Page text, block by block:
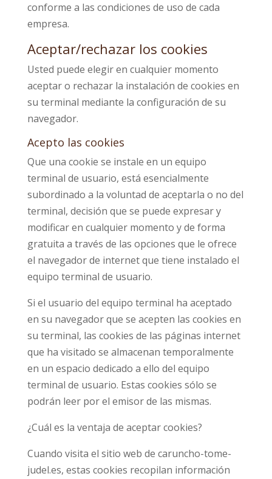
conforme a las condiciones de uso de cada
empresa.
Aceptar/rechazar los cookies
Usted puede elegir en cualquier momento
aceptar o rechazar la instalación de cookies en
su terminal mediante la configuración de su
navegador.
Acepto las cookies
Que una cookie se instale en un equipo
terminal de usuario, está esencialmente
subordinado a la voluntad de aceptarla o no del
terminal, decisión que se puede expresar y
modificar en cualquier momento y de forma
gratuita a través de las opciones que le ofrece
el navegador de internet que tiene instalado el
equipo terminal de usuario.
Si el usuario del equipo terminal ha aceptado
en su navegador que se acepten las cookies en
su terminal, las cookies de las páginas internet
que ha visitado se almacenan temporalmente
en un espacio dedicado a ello del equipo
terminal de usuario. Estas cookies sólo se
podrán leer por el emisor de las mismas.
¿Cuál es la ventaja de aceptar cookies?
Cuando visita el sitio web de caruncho-tome-
judel.es, estas cookies recopilan información